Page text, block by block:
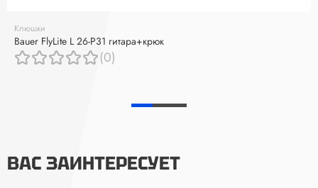
Клюшки
Bauer FlyLite L 26-P31 гитара+крюк
(0)
ВАС ЗАИНТЕРЕСУЕТ